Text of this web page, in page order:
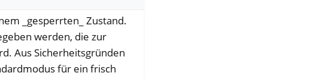
_gesperrten_ Zustand.
werden, die zur
Aus Sicherheitsgründen
für ein frisch